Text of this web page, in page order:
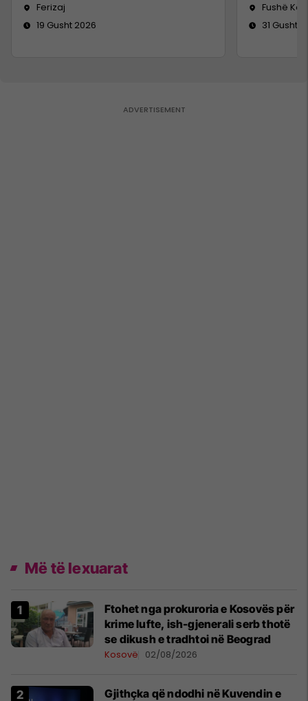
Ferizaj
19 Gusht 2026
Fushë
31 Gusht
Më të lexuarat
Ftohet nga prokuroria e Kosovës për
krime lufte, ish-gjenerali serb thotë
se dikush e tradhtoi në Beograd
Kosovë 02/08/2026
Gjithçka që ndodhi në Kuvendin e